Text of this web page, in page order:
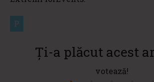
P
Ți-a plăcut acest
votează!